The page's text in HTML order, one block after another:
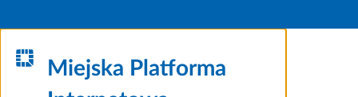
Miejska Platforma